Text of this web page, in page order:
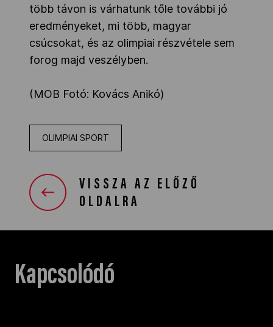
több távon is várhatunk tőle további jó
eredményeket, mi több, magyar
csúcsokat, és az olimpiai részvétele sem
forog majd veszélyben.
(MOB Fotó: Kovács Anikó)
OLIMPIAI SPORT
VISSZA AZ ELŐZŐ
OLDALRA
Kapcsolódó